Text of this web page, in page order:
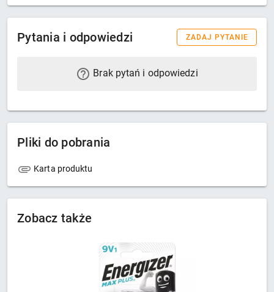
Pytania i odpowiedzi ZADAJ PYTANIE
Brak pytań i odpowiedzi
Pliki do pobrania
Karta produktu
Zobacz także